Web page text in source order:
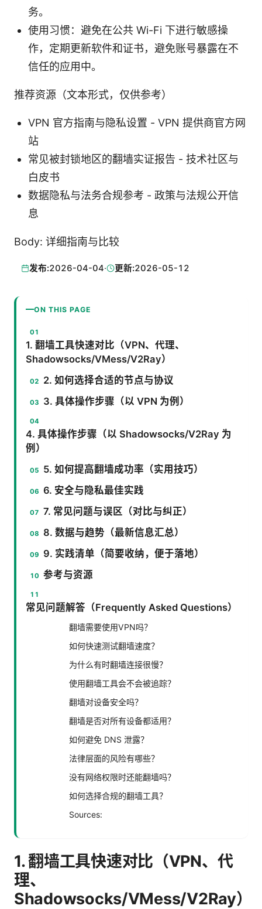
务。
使用习惯：避免在公共 Wi-Fi 下进行敏感操
作，定期更新软件和证书，避免账号暴露在不
信任的应用中。
推荐资源（文本形式，仅供参考）
VPN 官方指南与隐私设置 - VPN 提供商官方网
站
常见被封锁地区的翻墙实证报告 - 技术社区与
白皮书
数据隐私与法务合规参考 - 政策与法规公开信
息
Body: 详细指南与比较
发布:2026-04-04· 更新:2026-05-12
ON THIS PAGE
1. 翻墙工具快速对比（VPN、代理、
Shadowsocks/VMess/V2Ray）
2. 如何选择合适的节点与协议
3. 具体操作步骤（以 VPN 为例）
4. 具体操作步骤（以 Shadowsocks/V2Ray 为
例）
5. 如何提高翻墙成功率（实用技巧）
6. 安全与隐私最佳实践
7. 常见问题与误区（对比与纠正）
8. 数据与趋势（最新信息汇总）
9. 实践清单（简要收纳，便于落地）
参考与资源
常见问题解答（Frequently Asked Questions）
翻墙需要使用VPN吗？
如何快速测试翻墙速度？
为什么有时翻墙连接很慢？
使用翻墙工具会不会被追踪？
翻墙对设备安全吗？
翻墙是否对所有设备都适用？
如何避免 DNS 泄露？
法律层面的风险有哪些？
没有网络权限时还能翻墙吗？
如何选择合规的翻墙工具？
Sources:
1. 翻墙工具快速对比（VPN、代
理、
Shadowsocks/VMess/V2Ray）